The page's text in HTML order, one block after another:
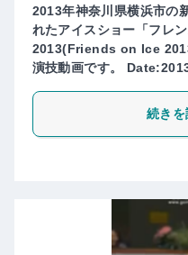
2013年神奈川県横浜市の
れたアイスショー「フレ
2013(Friends on Ice
演技動画です。
続き